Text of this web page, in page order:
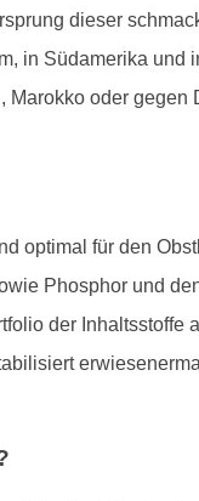
dieser
in Südamerika und
oder gegen
optimal für den
Phosphor und
der Inhaltsstoffe